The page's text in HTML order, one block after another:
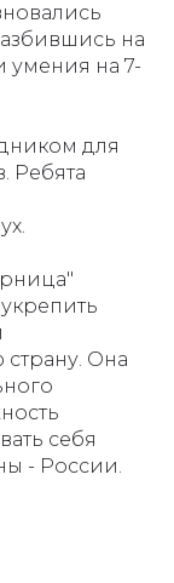
на
умения на 7-
для
Ребята
страну. Она
себя
- России.